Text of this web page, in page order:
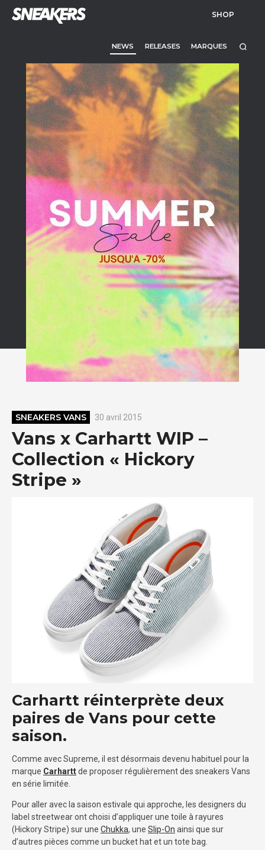
SHOP
NEWS RELEASES MARQUES
SNEAKERS VANS 30 avril 2015
Vans x Carhartt WIP –
Collection « Hickory
Stripe »
Carhartt réinterprète deux
paires de Vans pour cette
saison.
Comme avec Supreme, il est désormais devenu habituel pour la
marque Carharttde proposer régulièrement des sneakers Vans
en série limitée.
Pour aller avec la saison estivale qui approche, les designers du
label streetwear ont choisi d’appliquer une toile à rayures
(Hickory Stripe) sur une Chukka, une Slip-On ainsi que sur
d’autres pièces comme un bucket hat et un tote bag.